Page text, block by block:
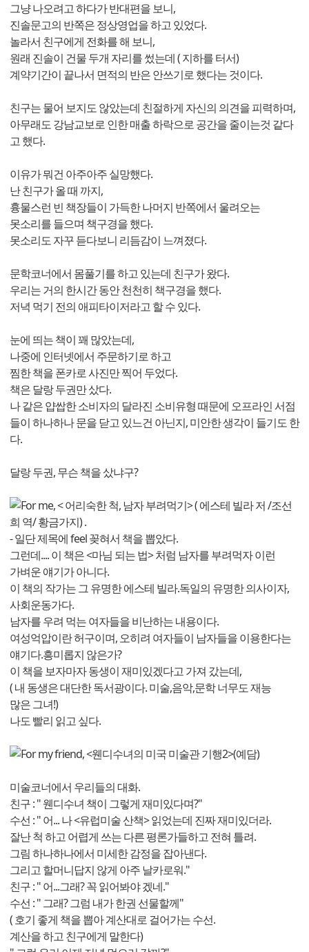
그냥 나오려고 하다가 반대편을 보니,
진솔문고의 반쪽은 정상영업을 하고 있었다.
놀라서 친구에게 전화를 해 보니,
원래 진솔이 건물 두개 자리를 썼는데 ( 지하를 터서)
계약기간이 끝나서 면적의 반은 안쓰기로 했다는 것이다.
친구는 물어 보지도 않았는데 친절하게 자신의 의견을 피력하며,
아무래도 강남교보로 인한 매출 하락으로 공간을 줄이는것 같다
고 했다.
이유가 뭐건 아주아주 실망했다.
난 친구가 올 때 까지,
흉물스런 빈 책장들이 가득한 나머지 반쪽에서 울려오는
못소리를 들으며 책구경을 했다.
못소리도 자꾸 듣다보니 리듬감이 느껴졌다.
문학코너에서 몸풀기를 하고 있는데 친구가 왔다.
우리는 거의 한시간 동안 천천히 책구경을 했다.
저녁 먹기 전의 애피타이저라고 할 수 있다.
눈에 띄는 책이 꽤 많았는데,
나중에 인터넷에서 주문하기로 하고
찜한 책을 폰카로 사진만 찍어 두었다.
책은 달랑 두권만 샀다.
나 같은 얍쌉한 소비자의 달라진 소비유형 때문에 오프라인 서점
들이 하나하나 문을 닫고 있느건 아닌지, 미안한 생각이 들기도 한
다.
달랑 두권, 무슨 책을 샀냐구?
For me, < 어리숙한 척, 남자 부려먹기> ( 에스테 빌라 저 /조선
희 역/ 황금가지) .
- 일단 제목에 feel 꽂혀서 책을 뽑았다.
그런데.... 이 책은 <마님 되는 법> 처럼 남자를 부려먹자 이런
가벼운 얘기가 아니다.
이 책의 작가는 그 유명한 에스테 빌라.독일의 유명한 의사이자,
사회운동가다.
남자를 우려 먹는 여자들을 비난하는 내용이다.
여성억압이란 허구이며, 오히려 여자들이 남자들을 이용한다는
얘기다.흥미롭지 않은가?
이 책을 보자마자 동생이 재미있겠다고 가져 갔는데,
( 내 동생은 대단한 독서광이다. 미술,음악,문학 너무도 재능
많은 그녀!)
나도 빨리 읽고 싶다.
For my friend, <웬디수녀의 미국 미술관 기행2>(예담)
미술코너에서 우리들의 대화.
친구 : " 웬디수녀 책이 그렇게 재미있다며?"
수선 : " 어... 나 <유럽미술 산책> 읽었는데 진짜 재미있더라.
잘난 척 하고 어렵게 쓰는 다른 평론가들하고 전혀 틀려.
그림 하나하나에서 미세한 감정을 잡아낸다.
그리고 할머니답지 않게 아주 날카로워."
친구 : " 어...그래? 꼭 읽어봐야 겠네."
수선 : " 그래? 그럼 내가 한권 선물할께"
( 호기 좋게 책을 뽑아 계산대로 걸어가는 수선.
계산을 하고 친구에게 말한다)